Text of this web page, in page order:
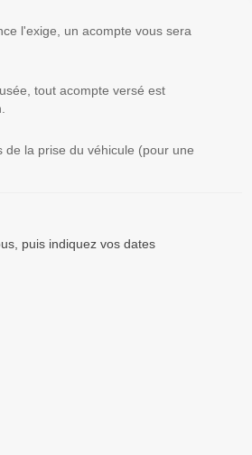
l'exige, un acompte vous sera
tout acompte versé est
la prise du véhicule (pour une
puis indiquez vos dates